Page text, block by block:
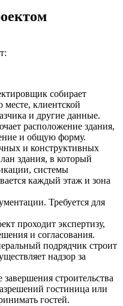
собирает
клиентской
и другие данные.
расположение здания,
и общую форму.
и конструктивных
здания, в который
системы
каждый этаж и зона
Требуется для
проходит экспертизу,
и согласования.
подрядчик строит
надзор за
строительства
гостиница или
гостей.